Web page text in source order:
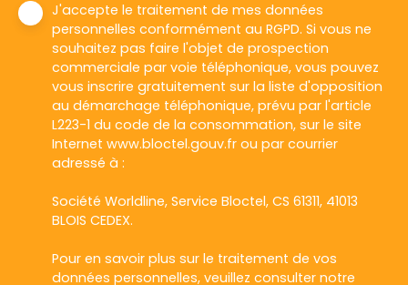
J'accepte le traitement de mes données
personnelles conformément au RGPD. Si vous ne
souhaitez pas faire l'objet de prospection
commerciale par voie téléphonique, vous pouvez
vous inscrire gratuitement sur la liste d'opposition
au démarchage téléphonique, prévu par l'article
L223-1 du code de la consommation, sur le site
Internet www.bloctel.gouv.fr ou par courrier
adressé à :
Société Worldline, Service Bloctel, CS 61311, 41013
BLOIS CEDEX.
Pour en savoir plus sur le traitement de vos
données personnelles, veuillez consulter notre